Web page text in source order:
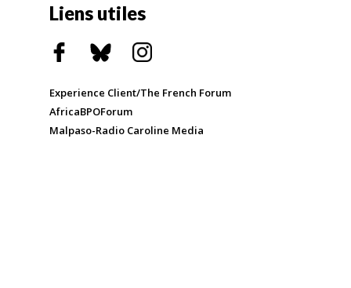
Liens utiles
Experience Client/The French Forum
AfricaBPOForum
Malpaso-Radio Caroline Media